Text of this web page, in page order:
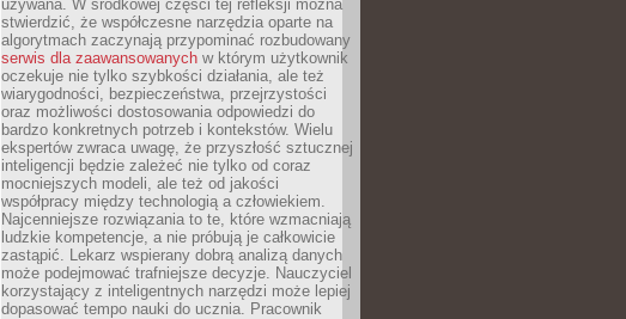
używana. W środkowej części tej refleksji można
stwierdzić, że współczesne narzędzia oparte na
algorytmach zaczynają przypominać rozbudowany
serwis dla zaawansowanych w którym użytkownik
oczekuje nie tylko szybkości działania, ale też
wiarygodności, bezpieczeństwa, przejrzystości
oraz możliwości dostosowania odpowiedzi do
bardzo konkretnych potrzeb i kontekstów. Wielu
ekspertów zwraca uwagę, że przyszłość sztucznej
inteligencji będzie zależeć nie tylko od coraz
mocniejszych modeli, ale też od jakości
współpracy między technologią a człowiekiem.
Najcenniejsze rozwiązania to te, które wzmacniają
ludzkie kompetencje, a nie próbują je całkowicie
zastąpić. Lekarz wspierany dobrą analizą danych
może podejmować trafniejsze decyzje. Nauczyciel
korzystający z inteligentnych narzędzi może lepiej
dopasować tempo nauki do ucznia. Pracownik